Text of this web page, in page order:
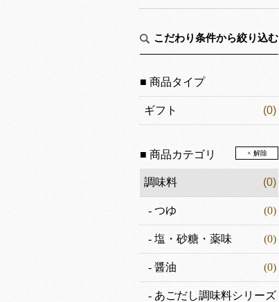
こだわり条件から絞り込む
■ 商品タイプ
ギフト (0)
■ 商品カテゴリ × 解除
調味料 (0)
- つゆ (0)
- 塩・砂糖・薬味 (0)
- 醤油 (0)
- あごだし調味料シリーズ